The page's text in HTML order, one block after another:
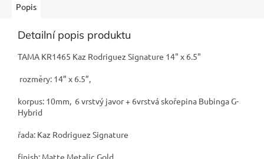
Popis
Detailní popis produktu
TAMA KR1465 Kaz Rodriguez Signature 14" x 6.5"
rozměry: 14” x 6.5”,
korpus: 10mm, 6 vrstvý javor + 6vrstvá skořepina Bubinga G-
Hybrid
řada: Kaz Rodriguez Signature
finish: Matte Metalic Gold